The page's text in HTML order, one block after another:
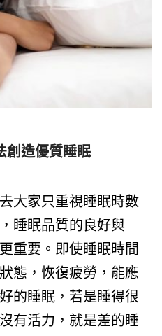
創造優質睡眠
大家只重視睡眠時數
睡眠品質的良好與
重要。即使睡眠時間
態，恢復疲勞，能應
的睡眠，若是睡得很
有活力，就是差的睡